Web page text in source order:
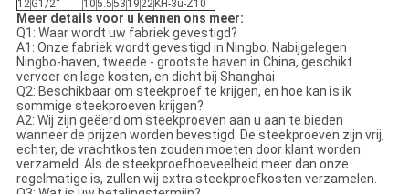
12 G1/2“ 105.553 19 22 KH-3u-Z10
Meer details voor u kennen ons meer:
Q1: Waar wordt uw fabriek gevestigd?
A1: Onze fabriek wordt gevestigd in Ningbo. Nabijgelegen
Ningbo-haven, tweede - grootste haven in China, geschikt
vervoer en lage kosten, en dicht bij Shanghai
Q2: Beschikbaar om steekproef te krijgen, en hoe kan is ik
sommige steekproeven krijgen?
A2: Wij zijn geëerd om steekproeven aan u aan te bieden
wanneer de prijzen worden bevestigd. De steekproeven zijn vrij,
echter, de vrachtkosten zouden moeten door klant worden
verzameld. Als de steekproefhoeveelheid meer dan onze
regelmatige is, zullen wij extra steekproefkosten verzamelen.